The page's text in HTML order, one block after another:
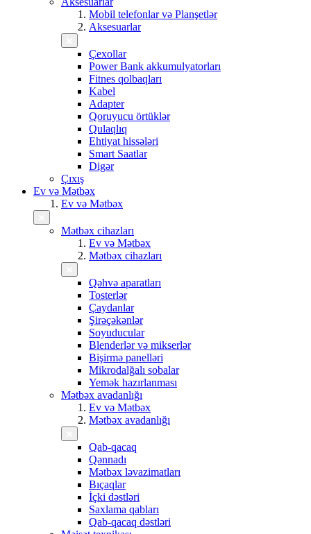
Mobil telefonlar və Planşetlər
Aksesuarlar
Çexollar
Power Bank akkumulyatorları
Fitnes qolbaqları
Kabel
Adapter
Qoruyucu örtüklər
Qulaqlıq
Ehtiyat hissələri
Smart Saatlar
Digər
Çıxış
Ev və Mətbəx
Ev və Mətbəx
Mətbəx cihazları
Ev və Mətbəx
Mətbəx cihazları
Qəhvə aparatları
Tosterlər
Çaydanlar
Şirəçəkənlər
Soyuducular
Blenderlər və mikserlər
Bişirmə panelləri
Mikrodalğalı sobalar
Yemək hazırlanması
Mətbəx avadanlığı
Ev və Mətbəx
Mətbəx avadanlığı
Qab-qacaq
Qənnadı
Mətbəx ləvazimatları
Bıçaqlar
İçki dəstləri
Saxlama qabları
Qab-qacaq dəstləri